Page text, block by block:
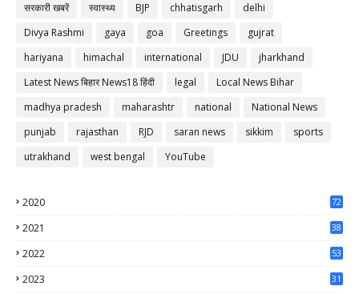
सरकारी खबरें
स्वास्थ्य BJP chhatisgarh
delhi
Divya Rashmi
gaya goa Greetings
gujrat
hariyana
himachal international JDU
jharkhand
Latest News बिहार News18 हिंदी
legal
Local News Bihar
madhya pradesh
maharashtr national
National News
punjab
rajasthan RJD saran news sikkim
sports
utrakhand
west bengal YouTube
2020
72
2021
38
2022
53
2023
31